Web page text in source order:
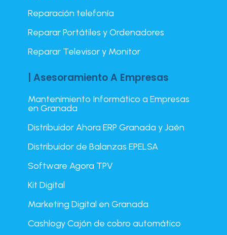
Reparación telefonía
Reparar Portátiles y Ordenadores
Reparar Televisor y Monitor
| Asesoramiento A Empresas
Mantenimiento Informático a Empresas
en Granada
Distribuidor Ahora ERP Granada y Jaén
Distribuidor de Balanzas EPELSA
Software Agora TPV
Kit Digital
Marketing Digital en Granada
Cashlogy Cajón de cobro automático